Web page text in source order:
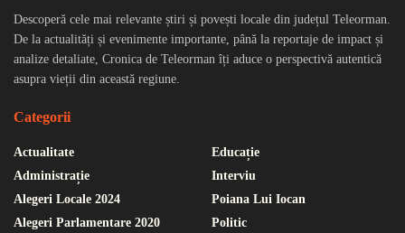
Descoperă cele mai relevante știri și povești locale din județul Teleorman.
De la actualități și evenimente importante, până la reportaje de impact și
analize detaliate, Cronica de Teleorman îți aduce o perspectivă autentică
asupra vieții din această regiune.
Categorii
Actualitate
Administrație
Alegeri Locale 2024
Alegeri Parlamentare 2020
Educație
Interviu
Poiana Lui Iocan
Politic